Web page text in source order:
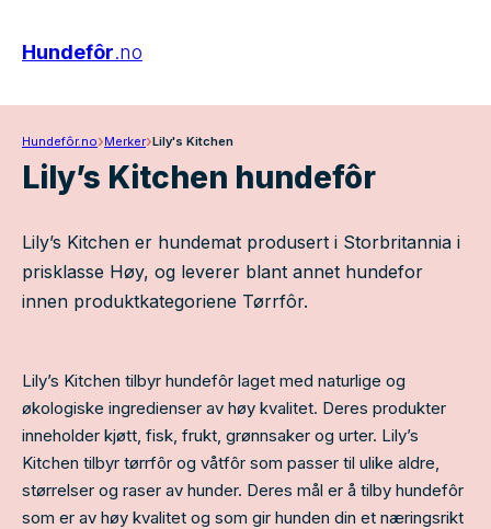
Hundefôr.no
Hundefôr.no›Merker›Lily's Kitchen
Lily’s Kitchen hundefôr
Lily’s Kitchen er hundemat produsert i Storbritannia i
prisklasse Høy, og leverer blant annet hundefor
innen produktkategoriene Tørrfôr.
Lily’s Kitchen tilbyr hundefôr laget med naturlige og
økologiske ingredienser av høy kvalitet. Deres produkter
inneholder kjøtt, fisk, frukt, grønnsaker og urter. Lily’s
Kitchen tilbyr tørrfôr og våtfôr som passer til ulike aldre,
størrelser og raser av hunder. Deres mål er å tilby hundefôr
som er av høy kvalitet og som gir hunden din et næringsrikt